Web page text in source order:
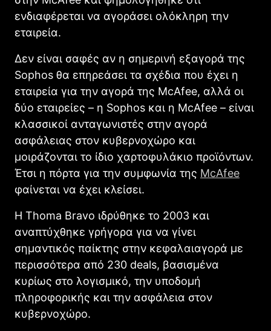
ενδιαφέρεται να αγοράσει ολόκληρη την
εταιρεία.
Δεν είναι σαφές αν η σημερινή εξαγορά της
Sophos θα επηρεάσει τα σχέδια που έχει η
εταιρεία για την αγορά της McAfee, αλλά οι
δύο εταιρείες – η Sophos και η McAfee – είναι
κλασσικοί ανταγωνιστές στην αγορά
ασφάλειας στον κυβερνοχώρο και
μοιράζονται το ίδιο χαρτοφυλάκιο προϊόντων.
Έτσι η πόρτα για την συμφωνία της McAfee
φαίνεται να έχει κλείσει.
Η Thoma Bravo ιδρύθηκε το 2003 και
αναπτύχθηκε γρήγορα για να γίνει
σημαντικός παίκτης στην κεφαλαιαγορά με
περισσότερα από 230 deals, βασισμένα
κυρίως στο λογισμικό, την υποδομή
πληροφορικής και την ασφάλεια στον
κυβερνοχώρο.